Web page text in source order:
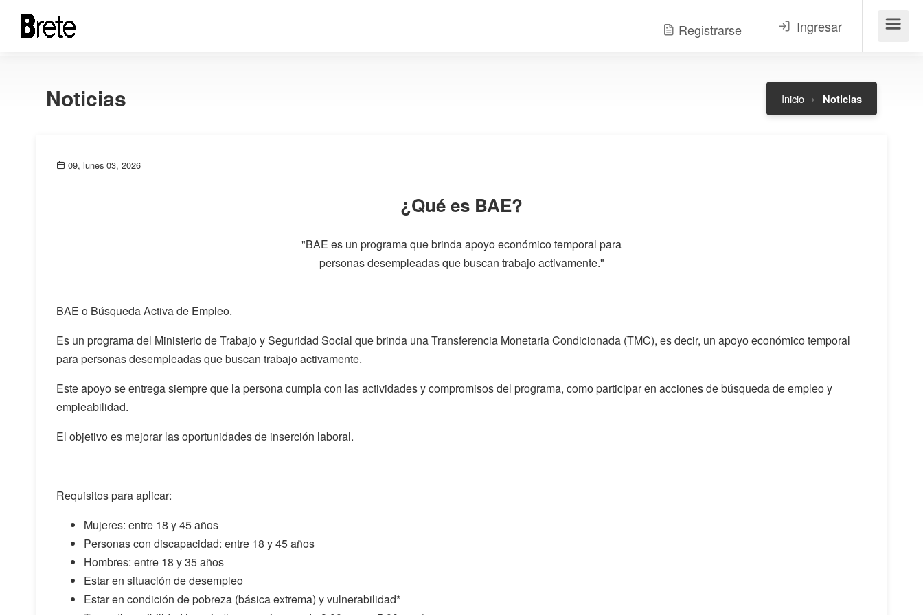
Registrarse Ingresar Menú
Noticias Inicio Noticias
09, lunes 03, 2026
¿Qué es BAE?
"BAE es un programa que brinda apoyo económico temporal para
personas desempleadas que buscan trabajo activamente."
BAE o Búsqueda Activa de Empleo.
Es un programa del Ministerio de Trabajo y Seguridad Social que brinda una Transferencia Monetaria Condicionada (TMC), es decir, un apoyo económico temporal
para personas desempleadas que buscan trabajo activamente.
Este apoyo se entrega siempre que la persona cumpla con las actividades y compromisos del programa, como participar en acciones de búsqueda de empleo y
empleabilidad.
El objetivo es mejorar las oportunidades de inserción laboral.
Requisitos para aplicar:
Mujeres: entre 18 y 45 años
Personas con discapacidad: entre 18 y 45 años
Hombres: entre 18 y 35 años
Estar en situación de desempleo
Estar en condición de pobreza (básica extrema) y vulnerabilidad*